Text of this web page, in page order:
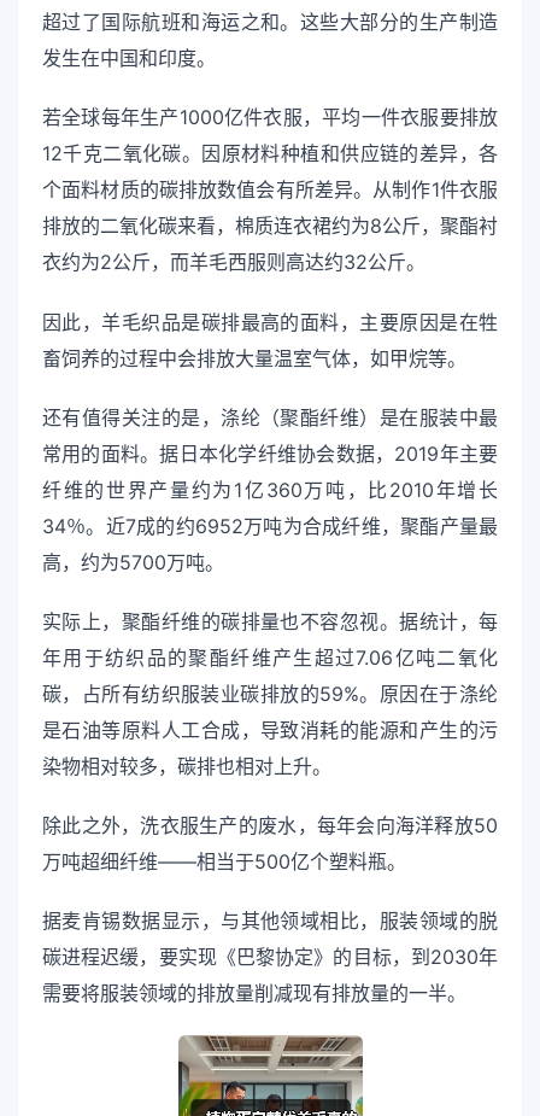
超过了国际航班和海运之和。这些大部分的生产制造
发生在中国和印度。
若全球每年生产1000亿件衣服，平均一件衣服要排放
12千克二氧化碳。因原材料种植和供应链的差异，各
个面料材质的碳排放数值会有所差异。从制作1件衣服
排放的二氧化碳来看，棉质连衣裙约为8公斤，聚酯衬
衣约为2公斤，而羊毛西服则高达约32公斤。
因此，羊毛织品是碳排最高的面料，主要原因是在牲
畜饲养的过程中会排放大量温室气体，如甲烷等。
还有值得关注的是，涤纶（聚酯纤维）是在服装中最
常用的面料。据日本化学纤维协会数据，2019年主要
纤维的世界产量约为1亿360万吨，比2010年增长
34％。近7成的约6952万吨为合成纤维，聚酯产量最
高，约为5700万吨。
实际上，聚酯纤维的碳排量也不容忽视。据统计，每
年用于纺织品的聚酯纤维产生超过7.06亿吨二氧化
碳，占所有纺织服装业碳排放的59%。原因在于涤纶
是石油等原料人工合成，导致消耗的能源和产生的污
染物相对较多，碳排也相对上升。
除此之外，洗衣服生产的废水，每年会向海洋释放50
万吨超细纤维——相当于500亿个塑料瓶。
据麦肯锡数据显示，与其他领域相比，服装领域的脱
碳进程迟缓，要实现《巴黎协定》的目标，到2030年
需要将服装领域的排放量削减现有排放量的一半。